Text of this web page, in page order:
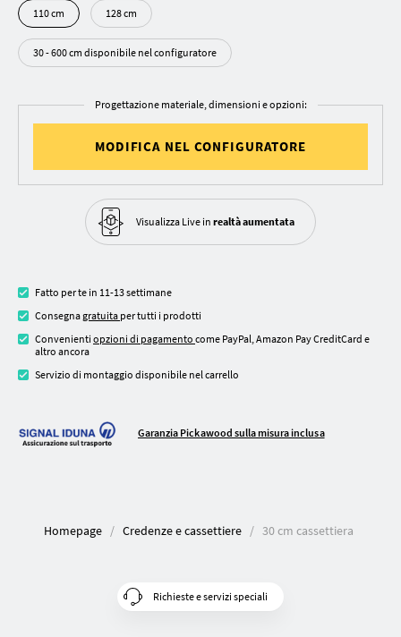
110 cm 128 cm
30 - 600 cm disponibile nel configuratore
Progettazione materiale, dimensioni e opzioni:
MODIFICA NEL CONFIGURATORE
Visualizza Live in realtà aumentata
Fatto per te in 11-13 settimane
Consegnagratuita per tutti i prodotti
Convenienti opzioni di pagamento come PayPal, Amazon Pay CreditCard e
altro ancora
Servizio di montaggio disponibile nel carrello
Garanzia Pickawood sulla misura inclusa
Homepage Credenze e cassettiere 30 cm cassettiera
Richieste e servizi speciali